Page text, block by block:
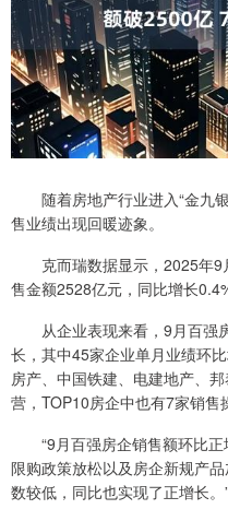
随着房地产行业进入“金九银
售业绩出现回暖迹象。
克而瑞数据显示，2025年9
售金额2528亿元，同比增长
从企业表现来看，9月百强
长，其中45家企业单月业绩环
房产、中国铁建、电建地产、
营，TOP10房企中也有7家销售
“9月百强房企销售额环比正
限购政策放松以及房企新规产
数较低，同比也实现了正增长。